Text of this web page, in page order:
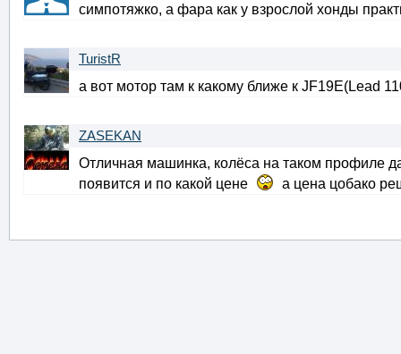
симпотяжко, а фара как у взрослой хонды
TuristR
а вот мотор там к какому ближе к JF19E(Lead
ZASEKAN
Отличная машинка, колёса на таком профиле
появится и по какой цене
а цена цобако